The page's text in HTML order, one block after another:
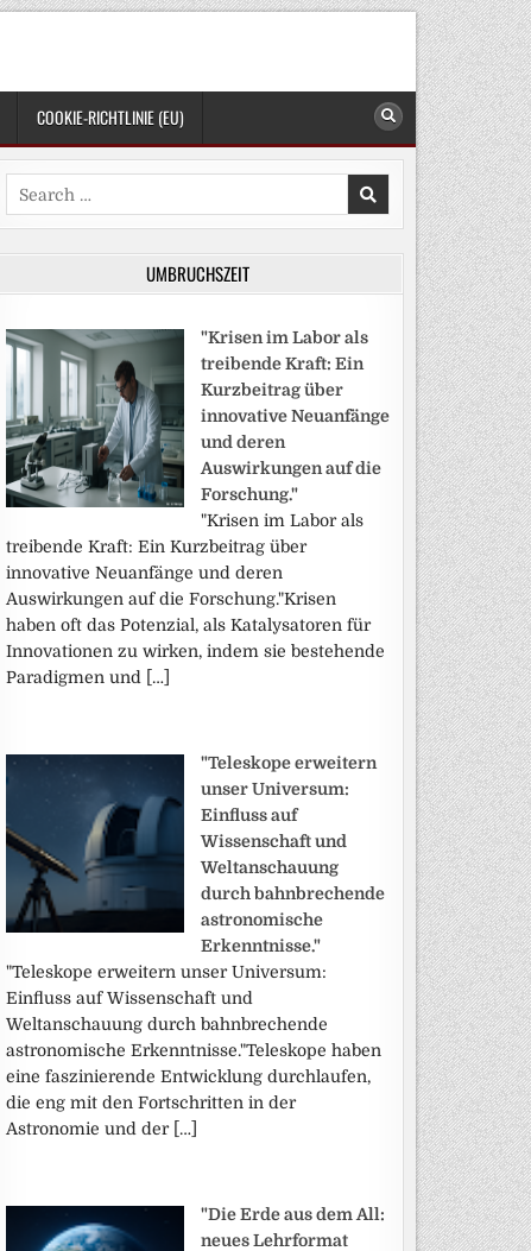
COOKIE-RICHTLINIE (EU)
Search
for:
UMBRUCHSZEIT
"Krisen im Labor als
treibende Kraft: Ein
Kurzbeitrag über
innovative Neuanfänge
und deren
Auswirkungen auf die
Forschung."
"Krisen im Labor als
treibende Kraft: Ein Kurzbeitrag über
innovative Neuanfänge und deren
Auswirkungen auf die Forschung."Krisen
haben oft das Potenzial, als Katalysatoren für
Innovationen zu wirken, indem sie bestehende
Paradigmen und […]
"Teleskope erweitern
unser Universum:
Einfluss auf
Wissenschaft und
Weltanschauung
durch bahnbrechende
astronomische
Erkenntnisse."
"Teleskope erweitern unser Universum:
Einfluss auf Wissenschaft und
Weltanschauung durch bahnbrechende
astronomische Erkenntnisse."Teleskope haben
eine faszinierende Entwicklung durchlaufen,
die eng mit den Fortschritten in der
Astronomie und der […]
"Die Erde aus dem All:
neues Lehrformat